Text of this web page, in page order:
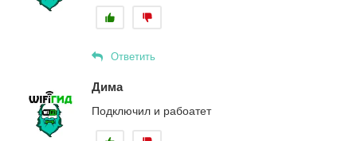
Ответить
Дима
Подключил и рабоатет